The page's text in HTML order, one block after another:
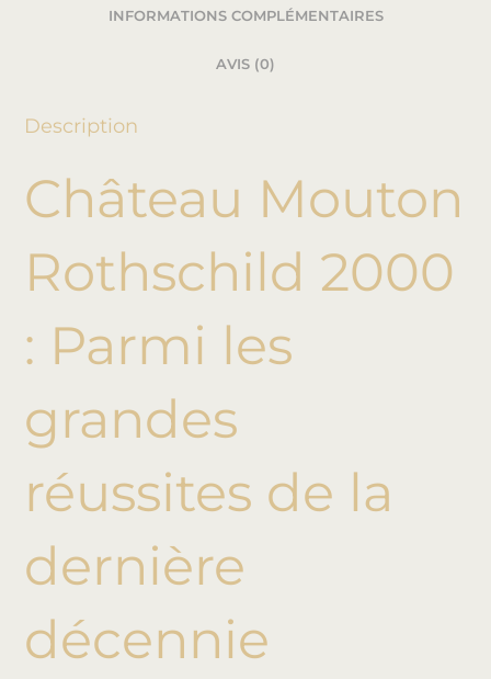
INFORMATIONS COMPLÉMENTAIRES
AVIS (0)
Description
Château Mouton
Rothschild 2000
: Parmi les
grandes
réussites de la
dernière
décennie